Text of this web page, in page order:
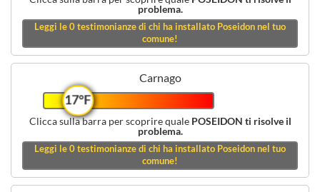
problema.
Leggi le0testimonianze di chi ha installato Poseidon nel tuo
comune!
Carnago
17°F
Clicca sulla barra per scoprire quale POSEIDON ti risolve il
problema.
Leggi le0testimonianze di chi ha installato Poseidon nel tuo
comune!